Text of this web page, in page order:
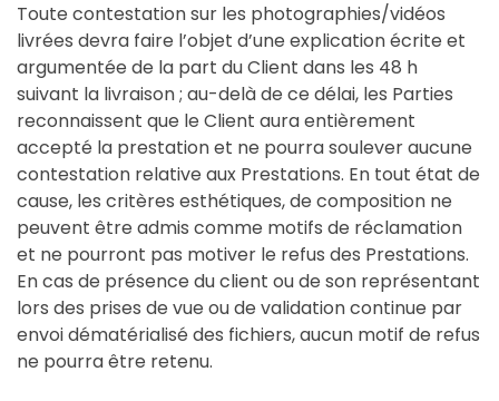
Toute contestation sur les photographies/vidéos
livrées devra faire l’objet d’une explication écrite et
argumentée de la part du Client dans les 48 h
suivant la livraison ; au-delà de ce délai, les Parties
reconnaissent que le Client aura entièrement
accepté la prestation et ne pourra soulever aucune
contestation relative aux Prestations. En tout état de
cause, les critères esthétiques, de composition ne
peuvent être admis comme motifs de réclamation
et ne pourront pas motiver le refus des Prestations.
En cas de présence du client ou de son représentant
lors des prises de vue ou de validation continue par
envoi dématérialisé des fichiers, aucun motif de refus
ne pourra être retenu.